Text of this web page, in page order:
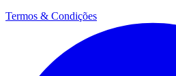
Termos & Condições